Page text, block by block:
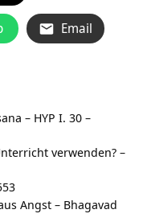
Email
– HYP I. 30 –
verwenden? –
Angst – Bhagavad